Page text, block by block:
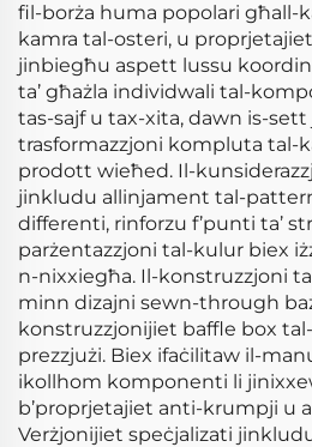
fil-borża huma popolari għall-
kamra tal-osteri, u
jinbiegħu aspett lussu
ta’ għażla individwali tal-
tas-sajf u tax-xita, dawn is-
trasformazzjoni kompluta tal-
prodott wieħed. Il-
jinkludu allinjament tal-
differenti, rinforzu f’punti ta’
parżentazzjoni tal-kulur biex
n-nixxiegħa. Il-konstruzzjoni
minn dizajni sewn-through
konstruzzjonijiet baffle box
prezzjużi. Biex ifaċilitaw il-
ikollhom komponenti li
b’proprjetajiet anti-krumpji u
Verżjonijiet speċjalizati